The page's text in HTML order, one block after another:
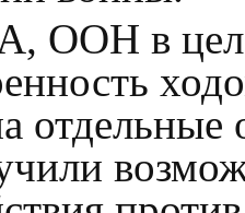
ООН в
отдельные